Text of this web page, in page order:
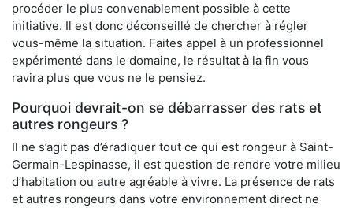
procéder le plus convenablement possible à cette
initiative. Il est donc déconseillé de chercher à régler
vous-même la situation. Faites appel à un professionnel
expérimenté dans le domaine, le résultat à la fin vous
ravira plus que vous ne le pensiez.
Pourquoi devrait-on se débarrasser des rats et
autres rongeurs ?
Il ne s’agit pas d’éradiquer tout ce qui est rongeur à Saint-
Germain-Lespinasse, il est question de rendre votre milieu
d’habitation ou autre agréable à vivre. La présence de rats
et autres rongeurs dans votre environnement direct ne